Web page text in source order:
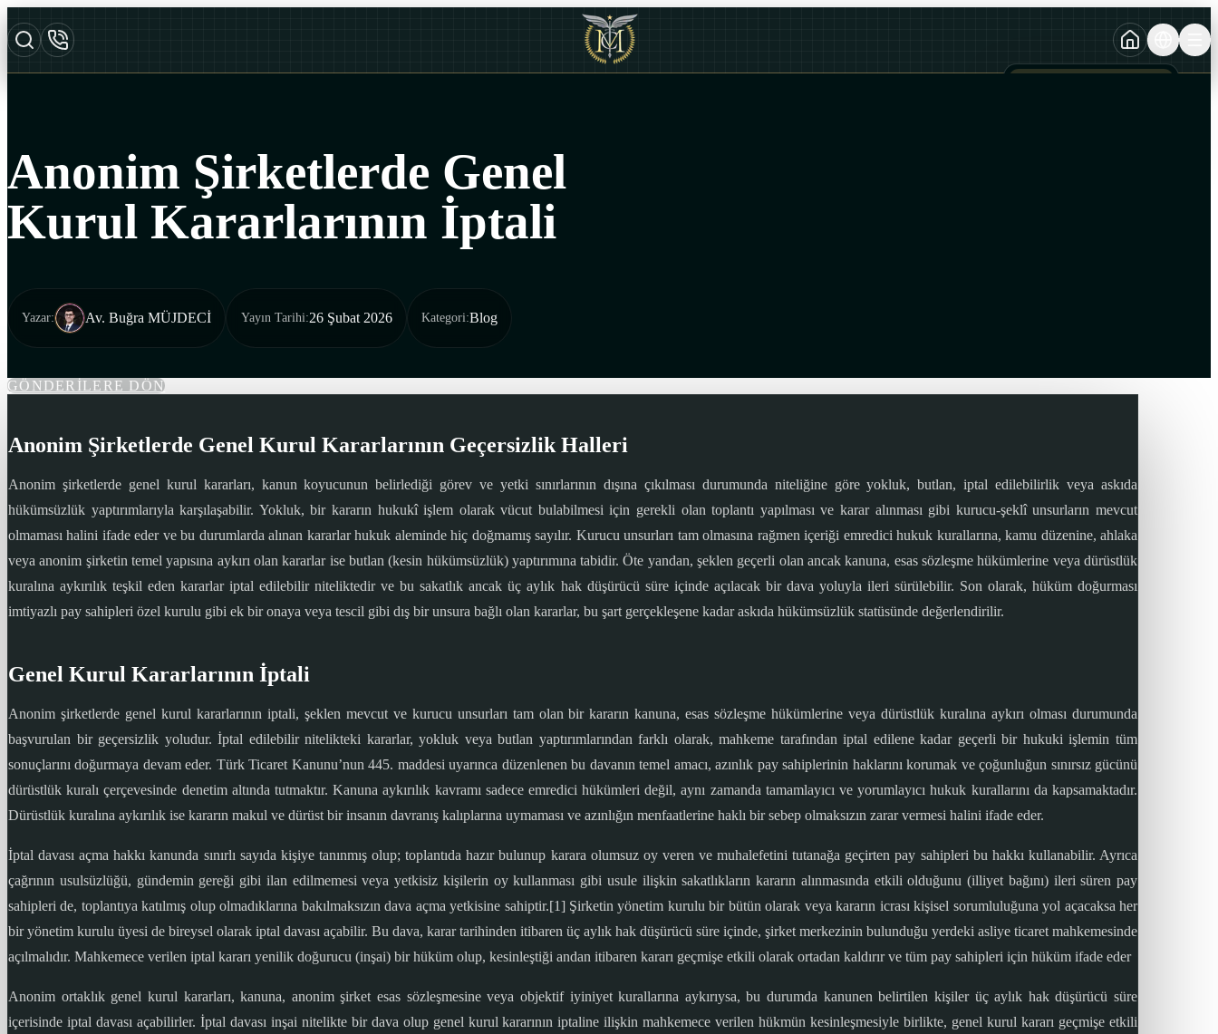
Anonim Şirketlerde Genel
Kurul Kararlarının İptali
Yazar: Av. Buğra MÜJDECİ Yayın Tarihi:26 Şubat 2026 Kategori:Blog
GÖNDERİLERE DÖN
Anonim Şirketlerde Genel Kurul Kararlarının Geçersizlik Halleri
Anonim şirketlerde genel kurul kararları, kanun koyucunun belirlediği görev ve yetki sınırlarının dışına çıkılması durumunda niteliğine göre yokluk, butlan, iptal edilebilirlik veya askıda
hükümsüzlük yaptırımlarıyla karşılaşabilir. Yokluk, bir kararın hukukî işlem olarak vücut bulabilmesi için gerekli olan toplantı yapılması ve karar alınması gibi kurucu-şeklî unsurların mevcut
olmaması halini ifade eder ve bu durumlarda alınan kararlar hukuk aleminde hiç doğmamış sayılır. Kurucu unsurları tam olmasına rağmen içeriği emredici hukuk kurallarına, kamu düzenine, ahlaka
veya anonim şirketin temel yapısına aykırı olan kararlar ise butlan (kesin hükümsüzlük) yaptırımına tabidir. Öte yandan, şeklen geçerli olan ancak kanuna, esas sözleşme hükümlerine veya dürüstlük
kuralına aykırılık teşkil eden kararlar iptal edilebilir niteliktedir ve bu sakatlık ancak üç aylık hak düşürücü süre içinde açılacak bir dava yoluyla ileri sürülebilir. Son olarak, hüküm doğurması
imtiyazlı pay sahipleri özel kurulu gibi ek bir onaya veya tescil gibi dış bir unsura bağlı olan kararlar, bu şart gerçekleşene kadar askıda hükümsüzlük statüsünde değerlendirilir.
Genel Kurul Kararlarının İptali
Anonim şirketlerde genel kurul kararlarının iptali, şeklen mevcut ve kurucu unsurları tam olan bir kararın kanuna, esas sözleşme hükümlerine veya dürüstlük kuralına aykırı olması durumunda
başvurulan bir geçersizlik yoludur. İptal edilebilir nitelikteki kararlar, yokluk veya butlan yaptırımlarından farklı olarak, mahkeme tarafından iptal edilene kadar geçerli bir hukuki işlemin tüm
sonuçlarını doğurmaya devam eder. Türk Ticaret Kanunu’nun 445. maddesi uyarınca düzenlenen bu davanın temel amacı, azınlık pay sahiplerinin haklarını korumak ve çoğunluğun sınırsız gücünü
dürüstlük kuralı çerçevesinde denetim altında tutmaktır. Kanuna aykırılık kavramı sadece emredici hükümleri değil, aynı zamanda tamamlayıcı ve yorumlayıcı hukuk kurallarını da kapsamaktadır.
Dürüstlük kuralına aykırılık ise kararın makul ve dürüst bir insanın davranış kalıplarına uymaması ve azınlığın menfaatlerine haklı bir sebep olmaksızın zarar vermesi halini ifade eder.
İptal davası açma hakkı kanunda sınırlı sayıda kişiye tanınmış olup; toplantıda hazır bulunup karara olumsuz oy veren ve muhalefetini tutanağa geçirten pay sahipleri bu hakkı kullanabilir. Ayrıca
çağrının usulsüzlüğü, gündemin gereği gibi ilan edilmemesi veya yetkisiz kişilerin oy kullanması gibi usule ilişkin sakatlıkların kararın alınmasında etkili olduğunu (illiyet bağını) ileri süren pay
sahipleri de, toplantıya katılmış olup olmadıklarına bakılmaksızın dava açma yetkisine sahiptir.[1] Şirketin yönetim kurulu bir bütün olarak veya kararın icrası kişisel sorumluluğuna yol açacaksa her
bir yönetim kurulu üyesi de bireysel olarak iptal davası açabilir. Bu dava, karar tarihinden itibaren üç aylık hak düşürücü süre içinde, şirket merkezinin bulunduğu yerdeki asliye ticaret mahkemesinde
açılmalıdır. Mahkemece verilen iptal kararı yenilik doğurucu (inşai) bir hüküm olup, kesinleştiği andan itibaren kararı geçmişe etkili olarak ortadan kaldırır ve tüm pay sahipleri için hüküm ifade eder
Anonim ortaklık genel kurul kararları, kanuna, anonim şirket esas sözleşmesine veya objektif iyiniyet kurallarına aykırıysa, bu durumda kanunen belirtilen kişiler üç aylık hak düşürücü süre
içerisinde iptal davası açabilirler. İptal davası inşai nitelikte bir dava olup genel kurul kararının iptaline ilişkin mahkemece verilen hükmün kesinleşmesiyle birlikte, genel kurul kararı geçmişe etkili